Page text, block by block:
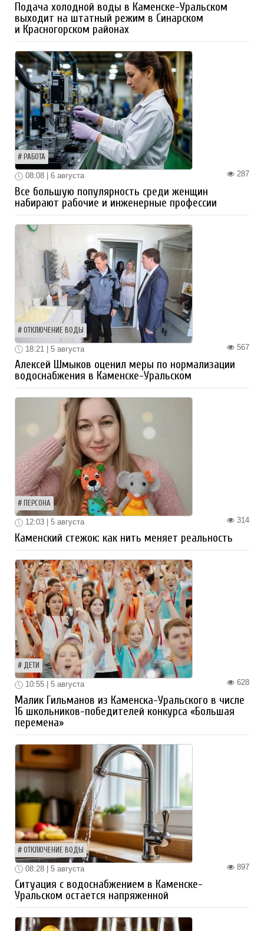
Подача холодной воды в Каменске-Уральском
выходит на штатный режим в Синарском
и Красногорском районах
РАБОТА
287
08:08 | 6 августа
Все большую популярность среди женщин
набирают рабочие и инженерные профессии
ОТКЛЮЧЕНИЕ ВОДЫ
567
18:21 | 5 августа
Алексей Шмыков оценил меры по нормализации
водоснабжения в Каменске-Уральском
ПЕРСОНА
314
12:03 | 5 августа
Каменский стежок: как нить меняет реальность
ДЕТИ
628
10:55 | 5 августа
Малик Гильманов из Каменска-Уральского в числе
16 школьников-победителей конкурса «Большая
перемена»
ОТКЛЮЧЕНИЕ ВОДЫ
897
08:28 | 5 августа
Ситуация с водоснабжением в Каменске-
Уральском остается напряженной